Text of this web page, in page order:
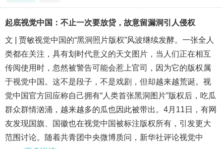
起底视觉中国：不止一次要放贷，故意留漏洞引人侵权
文 | 贾敏视觉中国的“黑洞照片版权”风波继续发酵。一张全人
类都在关注，具有划时代意义的天文图片，当人们正在相互
传阅使用时，忽然被警告可能会惹上官司，因为它的版权属
于视觉中国。这不是段子，不是戏剧，但却越来越荒诞。视
觉中国官方回应称自己拥有“人类首张黑洞图片”版权后，吃瓜
群众群情汹涌，越来越多的瓜也因此被带出。4月11日，有网
友发现国旗、国徽也在视觉中国被标注版权所有，引发更大
范围讨论。随着共青团中央微博质问，新华社评论视觉中